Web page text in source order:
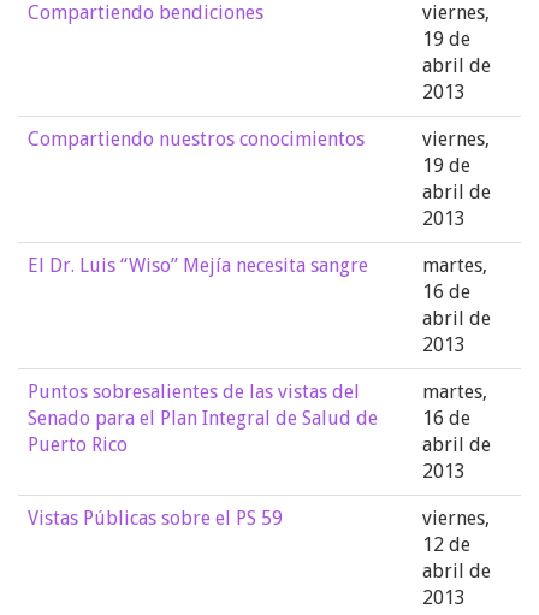
Compartiendo bendiciones
viernes,
19 de
abril de
2013
Compartiendo nuestros conocimientos
viernes,
19 de
abril de
2013
El Dr. Luis “Wiso” Mejía necesita sangre
martes,
16 de
abril de
2013
Puntos sobresalientes de las vistas del
Senado para el Plan Integral de Salud de
Puerto Rico
martes,
16 de
abril de
2013
Vistas Públicas sobre el PS 59
viernes,
12 de
abril de
2013